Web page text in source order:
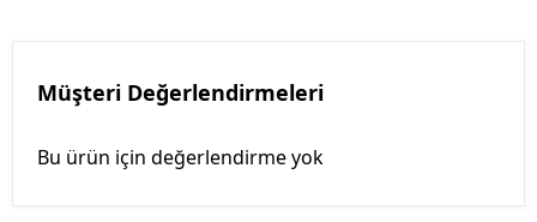
Müşteri Değerlendirmeleri
Bu ürün için değerlendirme yok